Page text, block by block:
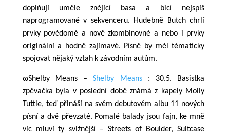
doplňují uměle znějící basa a bicí nejspíš
naprogramované v sekvenceru. Hudebně Butch chrlí
prvky povědomé a nově zkombinovné a nebo i prvky
originální a hodně zajímavé. Písně by měl tématicky
spojovat nějaký vztah k závodním autům.
ɷShelby Means –Shelby Means: 30.5. Basistka
zpěvačka byla v poslední době známá z kapely Molly
Tuttle, teďpřináší na svém debutovém albu 11 nových
písní a dvě převzaté. Pomalé balady jsou fajn, ke mně
víc mluví ty svižnější –Streets of Boulder, Suitcase